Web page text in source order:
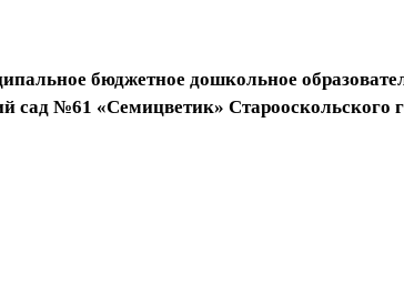
бюджетное дошкольное
сад №61 «Семицветик» Старооскольского